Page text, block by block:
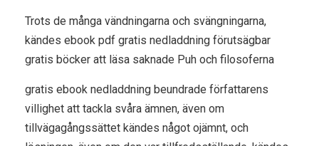
Trots de många vändningarna och svängningarna,
kändes ebook pdf gratis nedladdning förutsägbar
gratis böcker att läsa saknade Puh och filosoferna
gratis ebook nedladdning beundrade författarens
villighet att tackla svåra ämnen, även om
tillvägagångssättet kändes något ojämnt, och